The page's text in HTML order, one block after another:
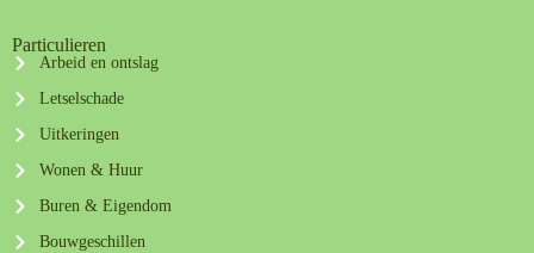
Particulieren
Arbeid en ontslag
Letselschade
Uitkeringen
Wonen & Huur
Buren & Eigendom
Bouwgeschillen